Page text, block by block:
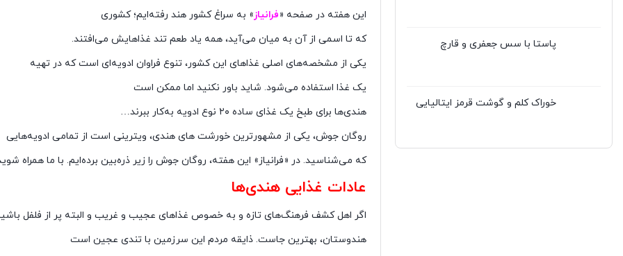
پاستا با سس جعفری و قارچ
خوراک کلم و گوشت قرمز ایتالیایی
این هفته در صفحه «فرانیاز» به سراغ کشور هند رفته‌ایم؛ کشوری
که تا اسمی از آن به میان می‌آید، همه یاد طعم تند غذاهایش می‌افتند.
یکی از مشخصه‌های اصلی غذاهای این کشور، تنوع فراوان ادویه‌ای است که در تهیه
یک غذا استفاده می‌شود. شاید باور نکنید اما ممکن است
هندی‌ها برای طبخ یک غذای ساده ۲۰ نوع ادویه به‌کار ببرند…
روگان جوش، یکی از مشهورترین خورشت های هندی، ویترینی است از تمامی ادویه‌هایی
که می‌شناسید. در «فرانیاز» این هفته، روگان جوش را زیر ذره‌بین برده‌ایم. با ما همراه
عادات غذایی هندی‌ها
اگر اهل کشف فرهنگ‌های تازه و به خصوص غذاهای عجیب و غریب و البته پر از فلفل
هندوستان، بهترین جاست. ذایقه مردم این سرزمین با تندی عجین است